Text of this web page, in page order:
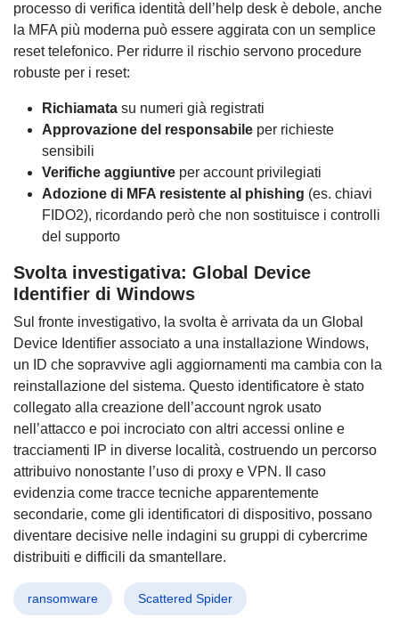
processo di verifica identità dell’help desk è debole, anche
la MFA più moderna può essere aggirata con un semplice
reset telefonico. Per ridurre il rischio servono procedure
robuste per i reset:
Richiamata su numeri già registrati
Approvazione del responsabile per richieste
sensibili
Verifiche aggiuntive per account privilegiati
Adozione di MFA resistente al phishing (es. chiavi
FIDO2), ricordando però che non sostituisce i controlli
del supporto
Svolta investigativa: Global Device
Identifier di Windows
Sul fronte investigativo, la svolta è arrivata da un Global
Device Identifier associato a una installazione Windows,
un ID che sopravvive agli aggiornamenti ma cambia con la
reinstallazione del sistema. Questo identificatore è stato
collegato alla creazione dell’account ngrok usato
nell’attacco e poi incrociato con altri accessi online e
tracciamenti IP in diverse località, costruendo un percorso
attribuivo nonostante l’uso di proxy e VPN. Il caso
evidenzia come tracce tecniche apparentemente
secondarie, come gli identificatori di dispositivo, possano
diventare decisive nelle indagini su gruppi di cybercrime
distribuiti e difficili da smantellare.
ransomware Scattered Spider